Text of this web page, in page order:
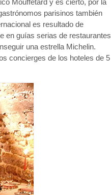
Mouffetard y es cierto, por la
parisinos también
es resultado de
en guías serias de restaurantes
una estrella Michelin.
concierges de los hoteles de 5